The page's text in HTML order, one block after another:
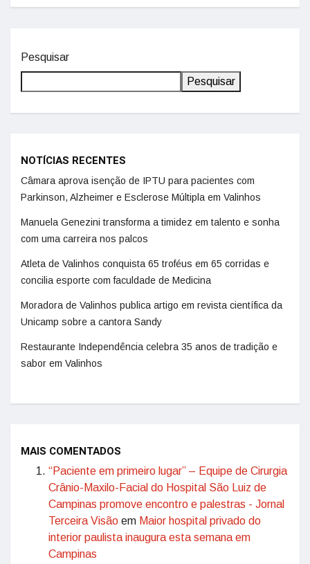
Pesquisar
Pesquisar
NOTÍCIAS RECENTES
Câmara aprova isenção de IPTU para pacientes com
Parkinson, Alzheimer e Esclerose Múltipla em Valinhos
Manuela Genezini transforma a timidez em talento e sonha
com uma carreira nos palcos
Atleta de Valinhos conquista 65 troféus em 65 corridas e
concilia esporte com faculdade de Medicina
Moradora de Valinhos publica artigo em revista científica da
Unicamp sobre a cantora Sandy
Restaurante Independência celebra 35 anos de tradição e
sabor em Valinhos
MAIS COMENTADOS
“Paciente em primeiro lugar” – Equipe de Cirurgia
Crânio-Maxilo-Facial do Hospital São Luiz de
Campinas promove encontro e palestras - Jornal
Terceira Visão em Maior hospital privado do
interior paulista inaugura esta semana em
Campinas